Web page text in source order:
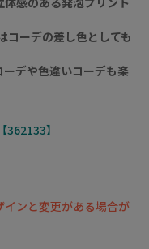
コーデの差し色としても
デや色違いコーデも楽
】
インと変更がある場合が